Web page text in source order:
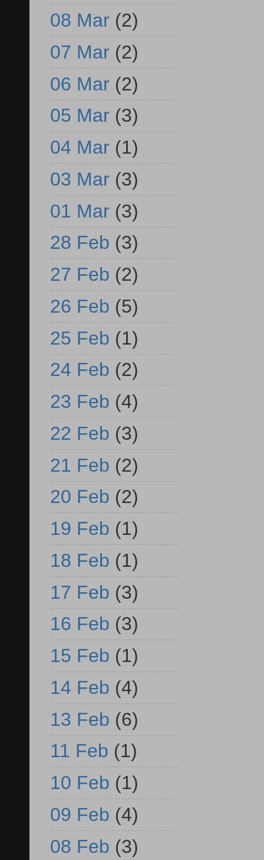
08 Mar (2)
07 Mar (2)
06 Mar (2)
05 Mar (3)
04 Mar (1)
03 Mar (3)
01 Mar (3)
28 Feb (3)
27 Feb (2)
26 Feb (5)
25 Feb (1)
24 Feb (2)
23 Feb (4)
22 Feb (3)
21 Feb (2)
20 Feb (2)
19 Feb (1)
18 Feb (1)
17 Feb (3)
16 Feb (3)
15 Feb (1)
14 Feb (4)
13 Feb (6)
11 Feb (1)
10 Feb (1)
09 Feb (4)
08 Feb (3)